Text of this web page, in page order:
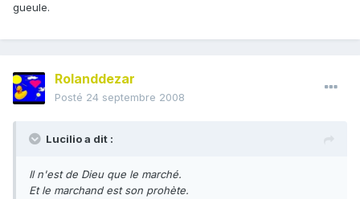
gueule.
Rolanddezar
Posté 24 septembre 2008
Lucilio a dit :
Il n'est de Dieu que le marché.
Et le marchand est son prohète.